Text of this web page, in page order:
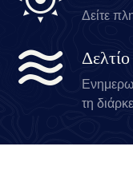
Δείτε
τη